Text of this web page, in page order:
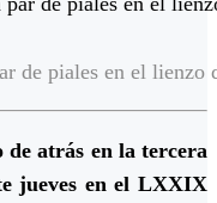
de piales en el
de atrás en la tercera
jueves en el LXXIX